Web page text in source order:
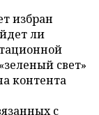
избран
ли
свет»
контента
с